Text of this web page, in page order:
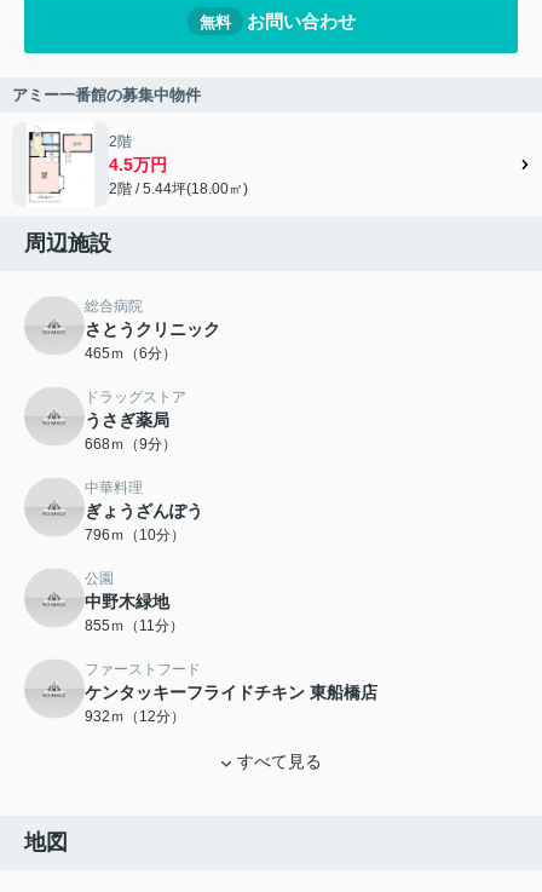
無料 お問い合わせ
アミー一番館の募集中物件
2階
4.5万円
2階 / 5.44坪(18.00㎡)
周辺施設
総合病院
さとうクリニック
465ｍ（6分）
ドラッグストア
うさぎ薬局
668ｍ（9分）
中華料理
ぎょうざんぽう
796ｍ（10分）
公園
中野木緑地
855ｍ（11分）
ファーストフード
ケンタッキーフライドチキン 東船橋店
932ｍ（12分）
すべて見る
地図